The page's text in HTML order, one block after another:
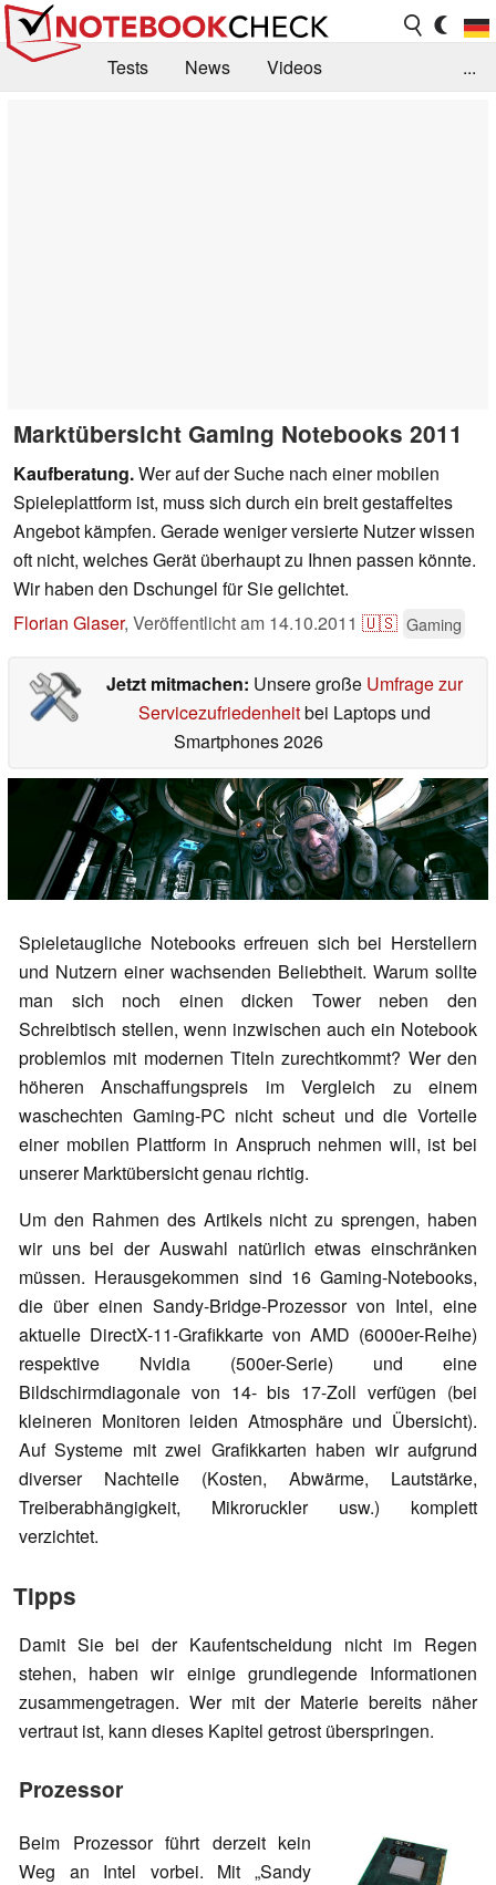
Tests News
Videos
...
Marktübersicht Gaming Notebooks 2011
Kaufberatung.Wer auf der Suche nach einer mobilen
Spieleplattform ist, muss sich durch ein breit gestaffeltes
Angebot kämpfen. Gerade weniger versierte Nutzer wissen
oft nicht, welches Gerät überhaupt zu Ihnen passen könnte.
Wir haben den Dschungel für Sie gelichtet.
Florian Glaser, Veröffentlicht am 14.10.2011 🇺🇸 Gaming
Jetzt mitmachen: Unsere große Umfrage zur
Servicezufriedenheitbei Laptops und
Smartphones 2026
Spieletaugliche Notebooks erfreuen sich bei Herstellern
und Nutzern einer wachsenden Beliebtheit. Warum sollte
man sich noch einen dicken Tower neben den
Schreibtisch stellen, wenn inzwischen auch ein Notebook
problemlos mit modernen Titeln zurechtkommt? Wer den
höheren Anschaffungspreis im Vergleich zu einem
waschechten Gaming-PC nicht scheut und die Vorteile
einer mobilen Plattform in Anspruch nehmen will, ist bei
unserer Marktübersicht genau richtig.
Um den Rahmen des Artikels nicht zu sprengen, haben
wir uns bei der Auswahl natürlich etwas einschränken
müssen. Herausgekommen sind 16 Gaming-Notebooks,
die über einen Sandy-Bridge-Prozessor von Intel, eine
aktuelle DirectX-11-Grafikkarte von AMD (6000er-Reihe)
respektive Nvidia (500er-Serie) und eine
Bildschirmdiagonale von 14- bis 17-Zoll verfügen (bei
kleineren Monitoren leiden Atmosphäre und Übersicht).
Auf Systeme mit zwei Grafikkarten haben wir aufgrund
diverser Nachteile (Kosten, Abwärme, Lautstärke,
Treiberabhängigkeit, Mikroruckler usw.) komplett
verzichtet.
Tipps
Damit Sie bei der Kaufentscheidung nicht im Regen
stehen, haben wir einige grundlegende Informationen
zusammengetragen. Wer mit der Materie bereits näher
vertraut ist, kann dieses Kapitel getrost überspringen.
Prozessor
Beim Prozessor führt derzeit kein
Weg an Intel vorbei. Mit „Sandy